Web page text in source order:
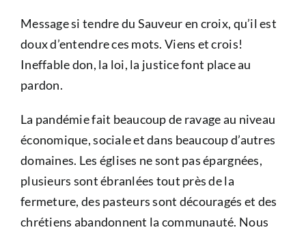
Message si tendre du Sauveur en croix, qu’il est
doux d’entendre ces mots. Viens et crois!
Ineffable don, la loi, la justice font place au
pardon.
La pandémie fait beaucoup de ravage au niveau
économique, sociale et dans beaucoup d’autres
domaines. Les églises ne sont pas épargnées,
plusieurs sont ébranlées tout près de la
fermeture, des pasteurs sont découragés et des
chrétiens abandonnent la communauté. Nous